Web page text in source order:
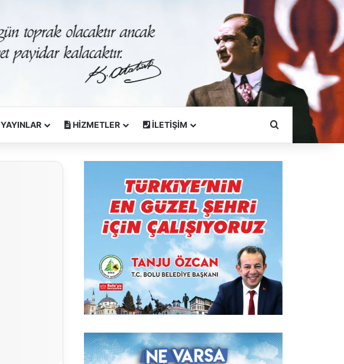
YAYINLAR HİZMETLER İLETİŞİM Arama Yapın